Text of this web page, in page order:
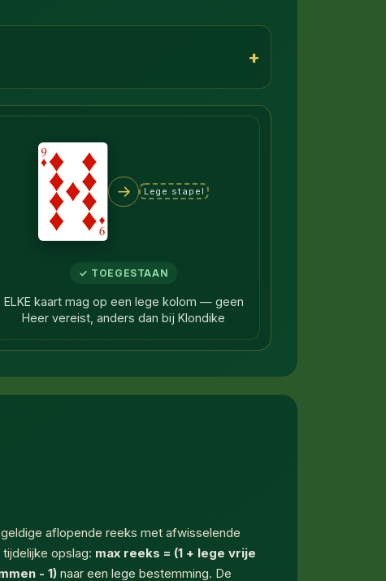
+
→ Lege stapel
✓ TOEGESTAAN
ELKE kaart mag op een lege kolom — geen
Heer vereist, anders dan bij Klondike
aflopende reeks met afwisselende
opslag: max reeks = (1 + lege vrije
- 1) naar een lege bestemming. De